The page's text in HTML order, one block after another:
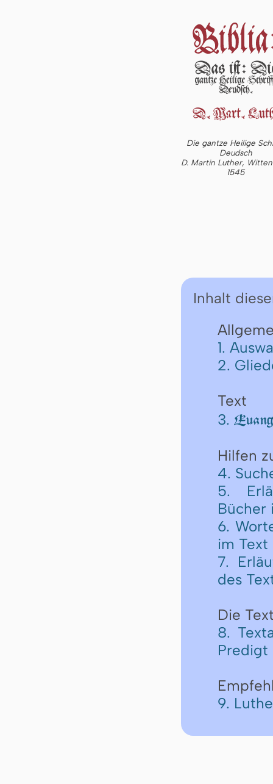
Die gantze Heilige
Deudsch
D. Martin Luther,
1545
Inhalt
1.
2.
Text
3.
Hilfen
4.
5.
Bücher
6.
im Text
7.
des
Die
8.
Predigt
9.